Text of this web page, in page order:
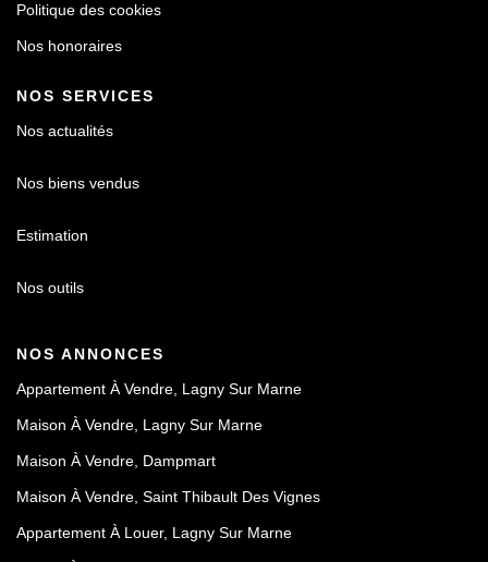
Politique des cookies
Nos honoraires
NOS SERVICES
Nos actualités
Nos biens vendus
Estimation
Nos outils
NOS ANNONCES
Appartement À Vendre, Lagny Sur Marne
Maison À Vendre, Lagny Sur Marne
Maison À Vendre, Dampmart
Maison À Vendre, Saint Thibault Des Vignes
Appartement À Louer, Lagny Sur Marne